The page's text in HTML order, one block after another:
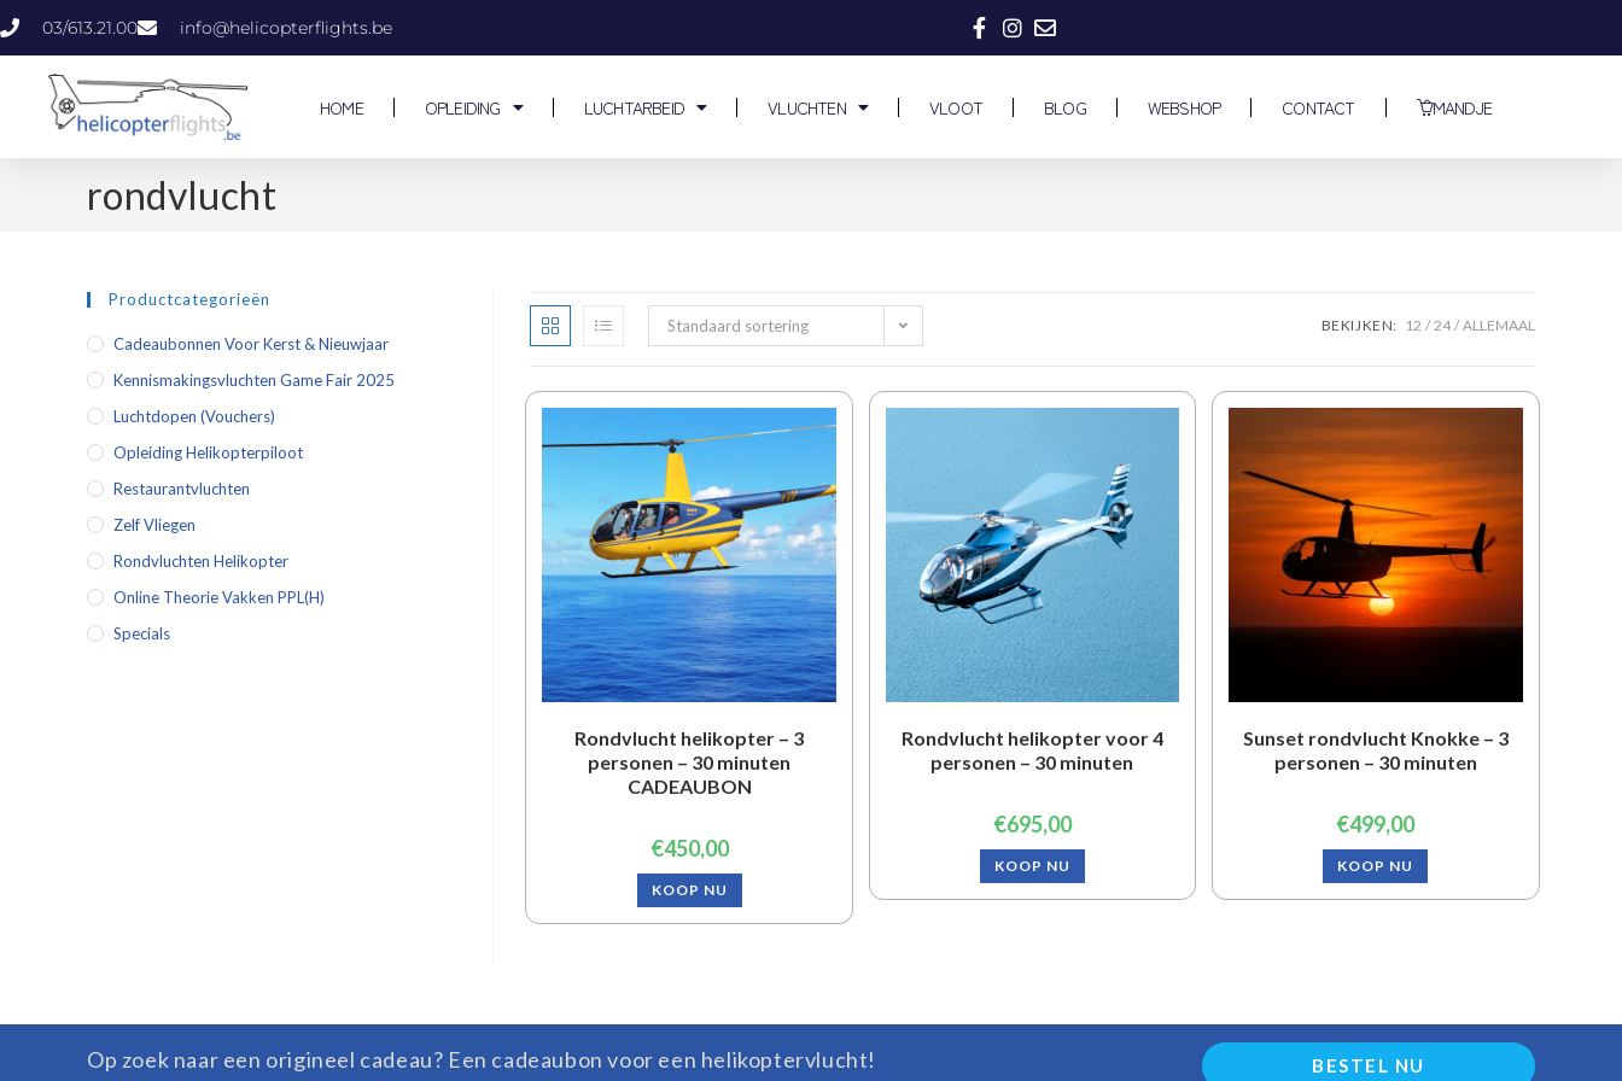
03/613.21.00 info@helicopterflights.be
HOME OPLEIDING LUCHTARBEID VLUCHTEN VLOOT BLOG WEBSHOP CONTACT MANDJE
rondvlucht
Standaard sortering BEKIJKEN: 12 24 ALLEMAAL
Rondvlucht helikopter – 3
personen – 30 minuten
CADEAUBON
€450,00
KOOP NU
Rondvlucht helikopter voor 4
personen – 30 minuten
€695,00
KOOP NU
Sunset rondvlucht Knokke – 3
personen – 30 minuten
€499,00
KOOP NU
Productcategorieën
Cadeaubonnen Voor Kerst & Nieuwjaar
Kennismakingsvluchten Game Fair 2025
Luchtdopen (vouchers)
Opleiding Helikopterpiloot
Restaurantvluchten
Zelf Vliegen
Rondvluchten Helikopter
Online Theorie Vakken PPL(H)
Specials
Op zoek naar een origineel cadeau? Een cadeaubon voor een helikoptervlucht! BESTEL NU